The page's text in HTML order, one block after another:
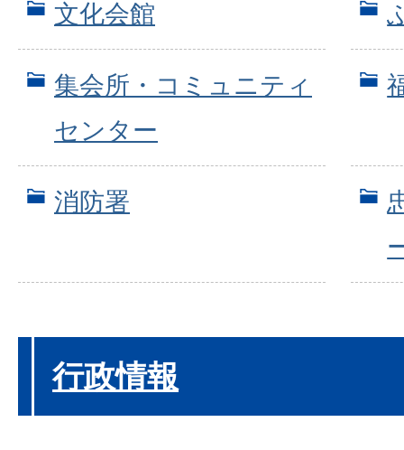
文化会館
集会所・コミュニティ
センター
消防署
行政情報